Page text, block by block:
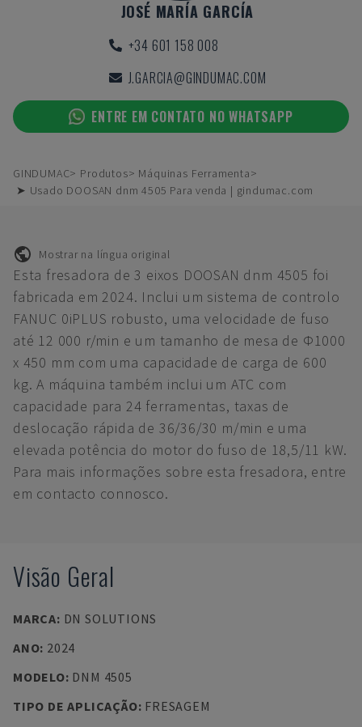
JOSÉ MARÍA GARCÍA
+34 601 158 008
J.GARCIA@GINDUMAC.COM
ENTRE EM CONTATO NO WHATSAPP
GINDUMAC Produtos
Máquinas Ferramenta
➤ Usado DOOSAN dnm 4505 Para venda | gindumac.com
Mostrar na língua original
Esta fresadora de 3 eixos DOOSAN dnm 4505 foi
fabricada em 2024. Inclui um sistema de controlo
FANUC 0iPLUS robusto, uma velocidade de fuso
até 12 000 r/min e um tamanho de mesa de Φ1000
x 450 mm com uma capacidade de carga de 600
kg. A máquina também inclui um ATC com
capacidade para 24 ferramentas, taxas de
deslocação rápida de 36/36/30 m/min e uma
elevada potência do motor do fuso de 18,5/11 kW.
Para mais informações sobre esta fresadora, entre
em contacto connosco.
Visão Geral
MARCA: DN SOLUTIONS
ANO: 2024
MODELO: DNM 4505
TIPO DE APLICAÇÃO: FRESAGEM